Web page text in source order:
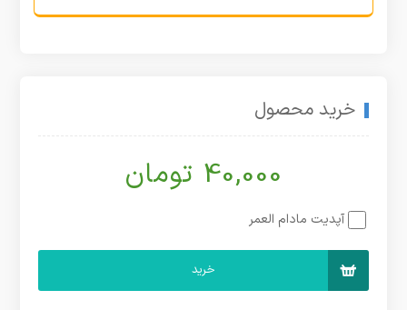
خرید محصول
40,000 تومان
آپدیت مادام العمر
خرید